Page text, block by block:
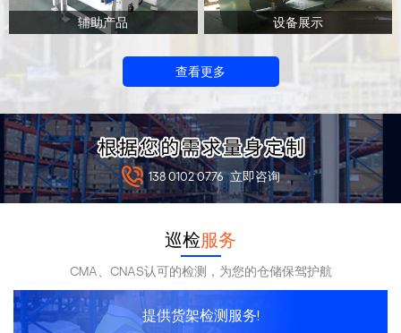
辅助产品 设备展示
查看更多
138 0102 0776 立即咨询
巡检服务
CMA、CNAS认可的检测，为您的仓储保驾护航
提供货架检测服务!